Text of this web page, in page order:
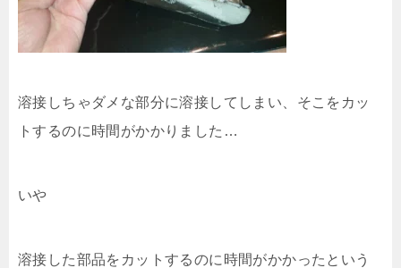
溶接しちゃダメな部分に溶接してしまい、そこをカッ
トするのに時間がかかりました…
いや
溶接した部品をカットするのに時間がかかったという